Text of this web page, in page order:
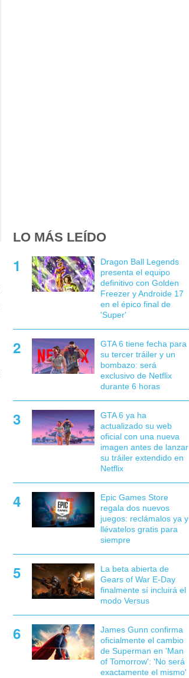
LO MÁS LEÍDO
Dragon Ball Legends
presenta el equipo
definitivo con Golden
Freezer y Androide 17
en el épico final de
'Super'
GTA 6 tiene fecha para
su tercer tráiler y un
bombazo: será
exclusivo de Netflix
durante 6 horas
GTA 6 ya ha
actualizado su web
oficial con una nueva
imagen antes de lanzar
su tráiler extendido en
Netflix
Epic Games Store
regala dos nuevos
juegos: reclámalos ya y
llévatelos gratis para
siempre
La beta abierta de
Gears of War E-Day
finalmente sí incluirá el
modo Versus
James Gunn confirma
oficialmente el cambio
de Superman en 'Man
of Tomorrow': 'No será
exactamente el mismo'